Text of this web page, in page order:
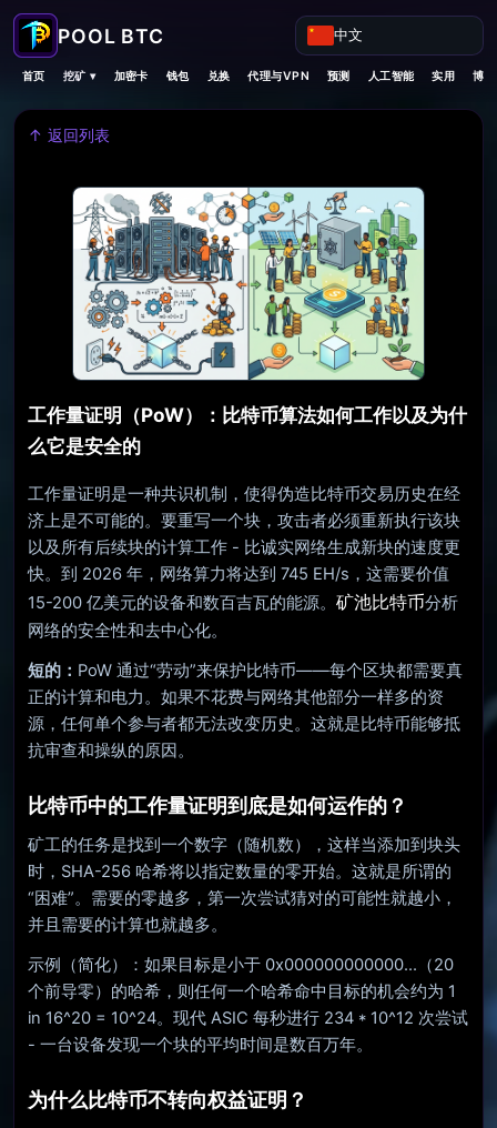
中文
首页 挖矿 ▾ 加密卡 钱包 兑换 代理与VPN 预测 人工智能 实用 博客
↑ 返回列表
工作量证明（PoW）：比特币算法如何工作以及为什
么它是安全的
工作量证明是一种共识机制，使得伪造比特币交易历史在经
济上是不可能的。要重写一个块，攻击者必须重新执行该块
以及所有后续块的计算工作 - 比诚实网络生成新块的速度更
快。到 2026 年，网络算力将达到 745 EH/s，这需要价值
15-200 亿美元的设备和数百吉瓦的能源。 矿池比特币分析
网络的安全性和去中心化。
短的： PoW 通过“劳动”来保护比特币——每个区块都需要真
正的计算和电力。如果不花费与网络其他部分一样多的资
源，任何单个参与者都无法改变历史。这就是比特币能够抵
抗审查和操纵的原因。
比特币中的工作量证明到底是如何运作的？
矿工的任务是找到一个数字（随机数），这样当添加到块头
时，SHA-256 哈希将以指定数量的零开始。这就是所谓的
“困难”。需要的零越多，第一次尝试猜对的可能性就越小，
并且需要的计算也就越多。
示例（简化）：如果目标是小于 0x000000000000...（20
个前导零）的哈希，则任何一个哈希命中目标的机会约为 1
in 16^20 = 10^24。现代 ASIC 每秒进行 234 * 10^12 次尝试
- 一台设备发现一个块的平均时间是数百万年。
为什么比特币不转向权益证明？